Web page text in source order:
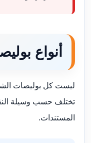
أنواع
ليست كل بوليصات
تختلف حسب وسيلة
المستندات.